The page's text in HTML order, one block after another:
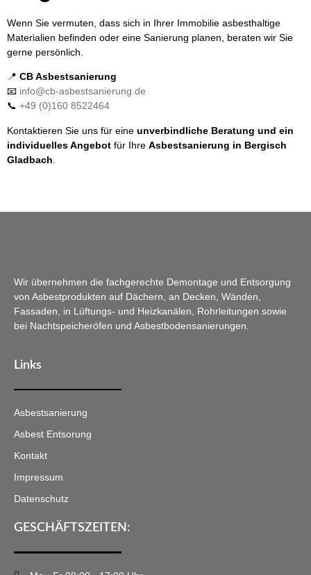
Wenn Sie vermuten, dass sich in Ihrer Immobilie asbesthaltige
Materialien befinden oder eine Sanierung planen, beraten wir Sie
gerne persönlich.
📍 CB Asbestsanierung
📧 info@cb-asbestsanierung.de
📞 +49 (0)160 8522464
Kontaktieren Sie uns für eine unverbindliche Beratung und ein
individuelles Angebot für Ihre Asbestsanierung in Bergisch
Gladbach
Wir übernehmen die fachgerechte Demontage und Entsorgung
von Asbestprodukten auf Dächern, an Decken, Wänden,
Fassaden, in Lüftungs- und Heizkanälen, Rohrleitungen sowie
bei Nachtspeicheröfen und Asbestbodensanierungen.
Links
Asbestsanierung
Asbest Entsorung
Kontakt
Impressum
Datenschutz
GESCHÄFTSZEITEN: